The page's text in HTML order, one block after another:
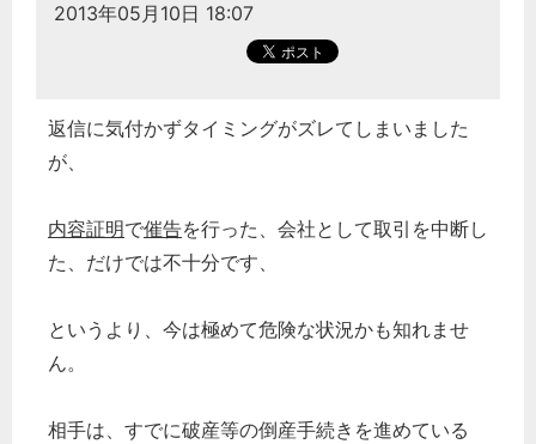
2013年05月10日 18:07
返信に気付かずタイミングがズレてしまいました
が、
内容証明で催告を行った、会社として取引を中断し
た、だけでは不十分です、
というより、今は極めて危険な状況かも知れませ
ん。
相手は、すでに破産等の倒産手続きを進めている
企業法務
経営の知恵
秘書のノウハウ